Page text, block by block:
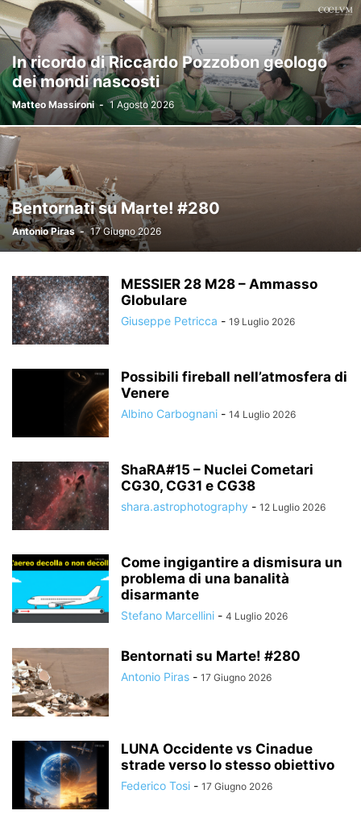
In ricordo di Riccardo Pozzobon geologo
dei mondi nascosti
Matteo Massironi - 1 Agosto 2026
Bentornati su Marte! #280
Antonio Piras - 17 Giugno 2026
MESSIER 28 M28 – Ammasso
Globulare
Giuseppe Petricca - 19 Luglio 2026
Possibili fireball nell’atmosfera di
Venere
Albino Carbognani - 14 Luglio 2026
ShaRA#15 – Nuclei Cometari
CG30, CG31 e CG38
shara.astrophotography - 12 Luglio 2026
Come ingigantire a dismisura un
problema di una banalità
disarmante
Stefano Marcellini - 4 Luglio 2026
Bentornati su Marte! #280
Antonio Piras - 17 Giugno 2026
LUNA Occidente vs Cinadue
strade verso lo stesso obiettivo
Federico Tosi - 17 Giugno 2026